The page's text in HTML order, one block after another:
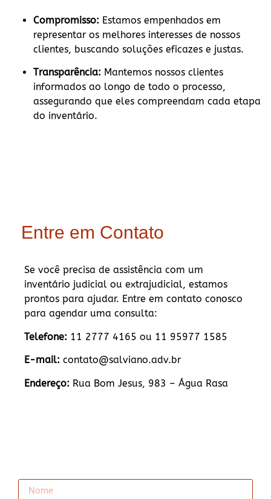
Compromisso: Estamos empenhados em
representar os melhores interesses de nossos
clientes, buscando soluções eficazes e justas.
Transparência: Mantemos nossos clientes
informados ao longo de todo o processo,
assegurando que eles compreendam cada etapa
do inventário.
Entre em Contato
Se você precisa de assistência com um
inventário judicial ou extrajudicial, estamos
prontos para ajudar. Entre em contato conosco
para agendar uma consulta:
Telefone: 11 2777 4165 ou 11 95977 1585
E-mail: contato@salviano.adv.br
Endereço: Rua Bom Jesus, 983 – Água Rasa